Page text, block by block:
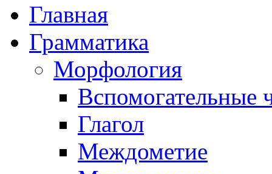
Главная
Грамматика
Морфология
Вспомогательные
Глагол
Междометие